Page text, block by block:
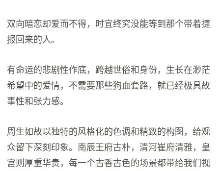
双向暗恋却爱而不得，时宜终究没能等到那个带着捷
报回来的人。
有命运的悲剧性作底，跨越世俗和身份，生长在渺茫
希望中的爱情，不需要那些狗血套路，就已经极具故
事性和张力感。
周生如故以独特的风格化的色调和精致的构图，给观
众留下深刻印象。南辰王府古朴，清河崔府清雅，皇
宫则厚重华贵，每一个古香古色的场景都带给我们视